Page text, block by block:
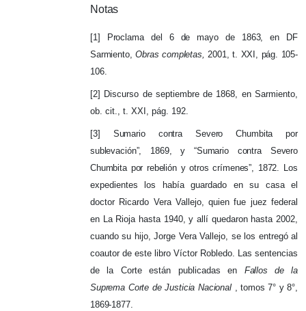
Notas
[1] Proclama del 6 de mayo de 1863, en DF
Sarmiento,Obras completas, 2001, t. XXI, pág. 105-
106.
[2] Discurso de septiembre de 1868, en Sarmiento,
ob. cit., t. XXI, pág. 192.
[3] Sumario contra Severo Chumbita por
sublevación”, 1869, y “Sumario contra Severo
Chumbita por rebelión y otros crímenes”, 1872.
Los
expedientes los había guardado en su casa el
doctor Ricardo Vera Vallejo, quien fue juez federal
en La Rioja hasta 1940, y allí quedaron hasta 2002,
cuando su hijo, Jorge Vera Vallejo, se los entregó al
coautor de este libro Víctor Robledo. Las sentencias
de la Corte están publicadas en Fallos de la
Suprema Corte de Justicia Nacional, tomos 7° y 8°,
1869-1877.